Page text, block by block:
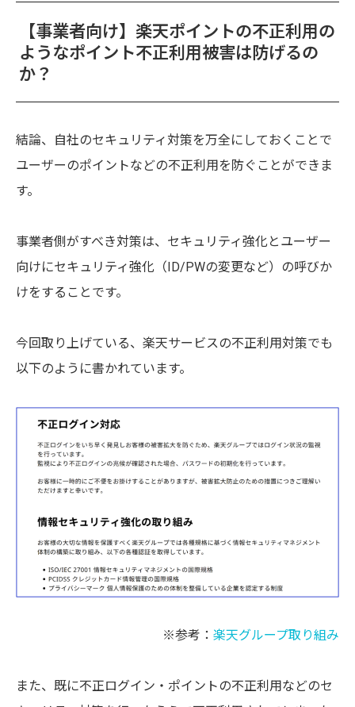
【事業者向け】楽天ポイントの不正利用の
ようなポイント不正利用被害は防げるの
か？
結論、自社のセキュリティ対策を万全にしておくことで
ユーザーのポイントなどの不正利用を防ぐことができま
す。
事業者側がすべき対策は、セキュリティ強化とユーザー
向けにセキュリティ強化（ID/PWの変更など）の呼びか
けをすることです。
今回取り上げている、楽天サービスの不正利用対策でも
以下のように書かれています。
※参考： 楽天グループ取り組み
また、既に不正ログイン・ポイントの不正利用などのセ